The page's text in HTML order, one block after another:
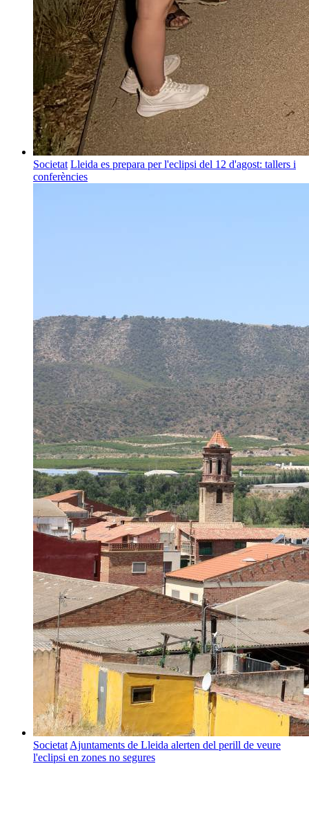
Societat Lleida es prepara per l'eclipsi del 12 d'agost: tallers i
conferències
Societat Ajuntaments de Lleida alerten del perill de veure
l'eclipsi en zones no segures